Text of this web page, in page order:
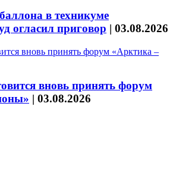
в техникуме
огласил приговор | 03.08.2026
вновь принять форум
| 03.08.2026